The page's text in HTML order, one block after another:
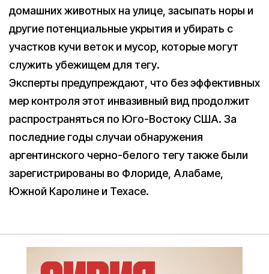
домашних животных на улице, засыпать норы и
другие потенциальные укрытия и убирать с
участков кучи веток и мусор, которые могут
служить убежищем для тегу.
Эксперты предупреждают, что без эффективных
мер контроля этот инвазивный вид продолжит
распространяться по Юго-Востоку США. За
последние годы случаи обнаружения
аргентинского черно-белого тегу также были
зарегистрированы во Флориде, Алабаме,
Южной Каролине и Техасе.